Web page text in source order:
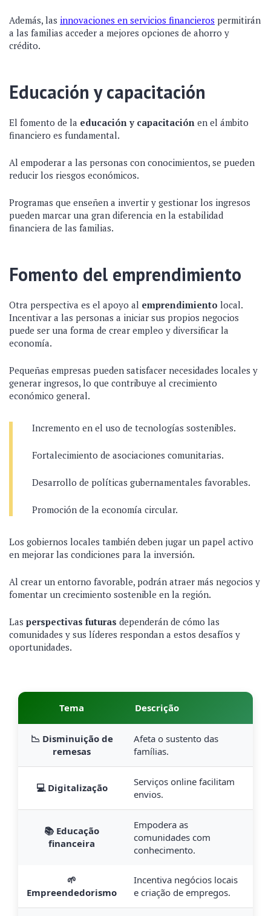
Además, las innovaciones en servicios financieros permitirán
a las familias acceder a mejores opciones de ahorro y
crédito.
Educación y capacitación
El fomento de la educación y capacitación en el ámbito
financiero es fundamental.
Al empoderar a las personas con conocimientos, se pueden
reducir los riesgos económicos.
Programas que enseñen a invertir y gestionar los ingresos
pueden marcar una gran diferencia en la estabilidad
financiera de las familias.
Fomento del emprendimiento
Otra perspectiva es el apoyo al emprendimiento local.
Incentivar a las personas a iniciar sus propios negocios
puede ser una forma de crear empleo y diversificar la
economía.
Pequeñas empresas pueden satisfacer necesidades locales y
generar ingresos, lo que contribuye al crecimiento
económico general.
Incremento en el uso de tecnologías sostenibles.
Fortalecimiento de asociaciones comunitarias.
Desarrollo de políticas gubernamentales favorables.
Promoción de la economía circular.
Los gobiernos locales también deben jugar un papel activo
en mejorar las condiciones para la inversión.
Al crear un entorno favorable, podrán atraer más negocios y
fomentar un crecimiento sostenible en la región.
Las perspectivas futuras dependerán de cómo las
comunidades y sus líderes respondan a estos desafíos y
oportunidades.
Tema Descrição
📉 Disminuição de
remesas
Afeta o sustento das
famílias.
💻 Digitalização
Serviços online facilitam
envios.
📚 Educação
financeira
Empodera as
comunidades com
conhecimento.
🌱
Empreendedorismo
Incentiva negócios locais
e criação de empregos.